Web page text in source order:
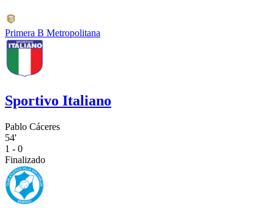
Primera B Metropolitana
Sportivo Italiano
Pablo Cáceres
54'
1 - 0
Finalizado